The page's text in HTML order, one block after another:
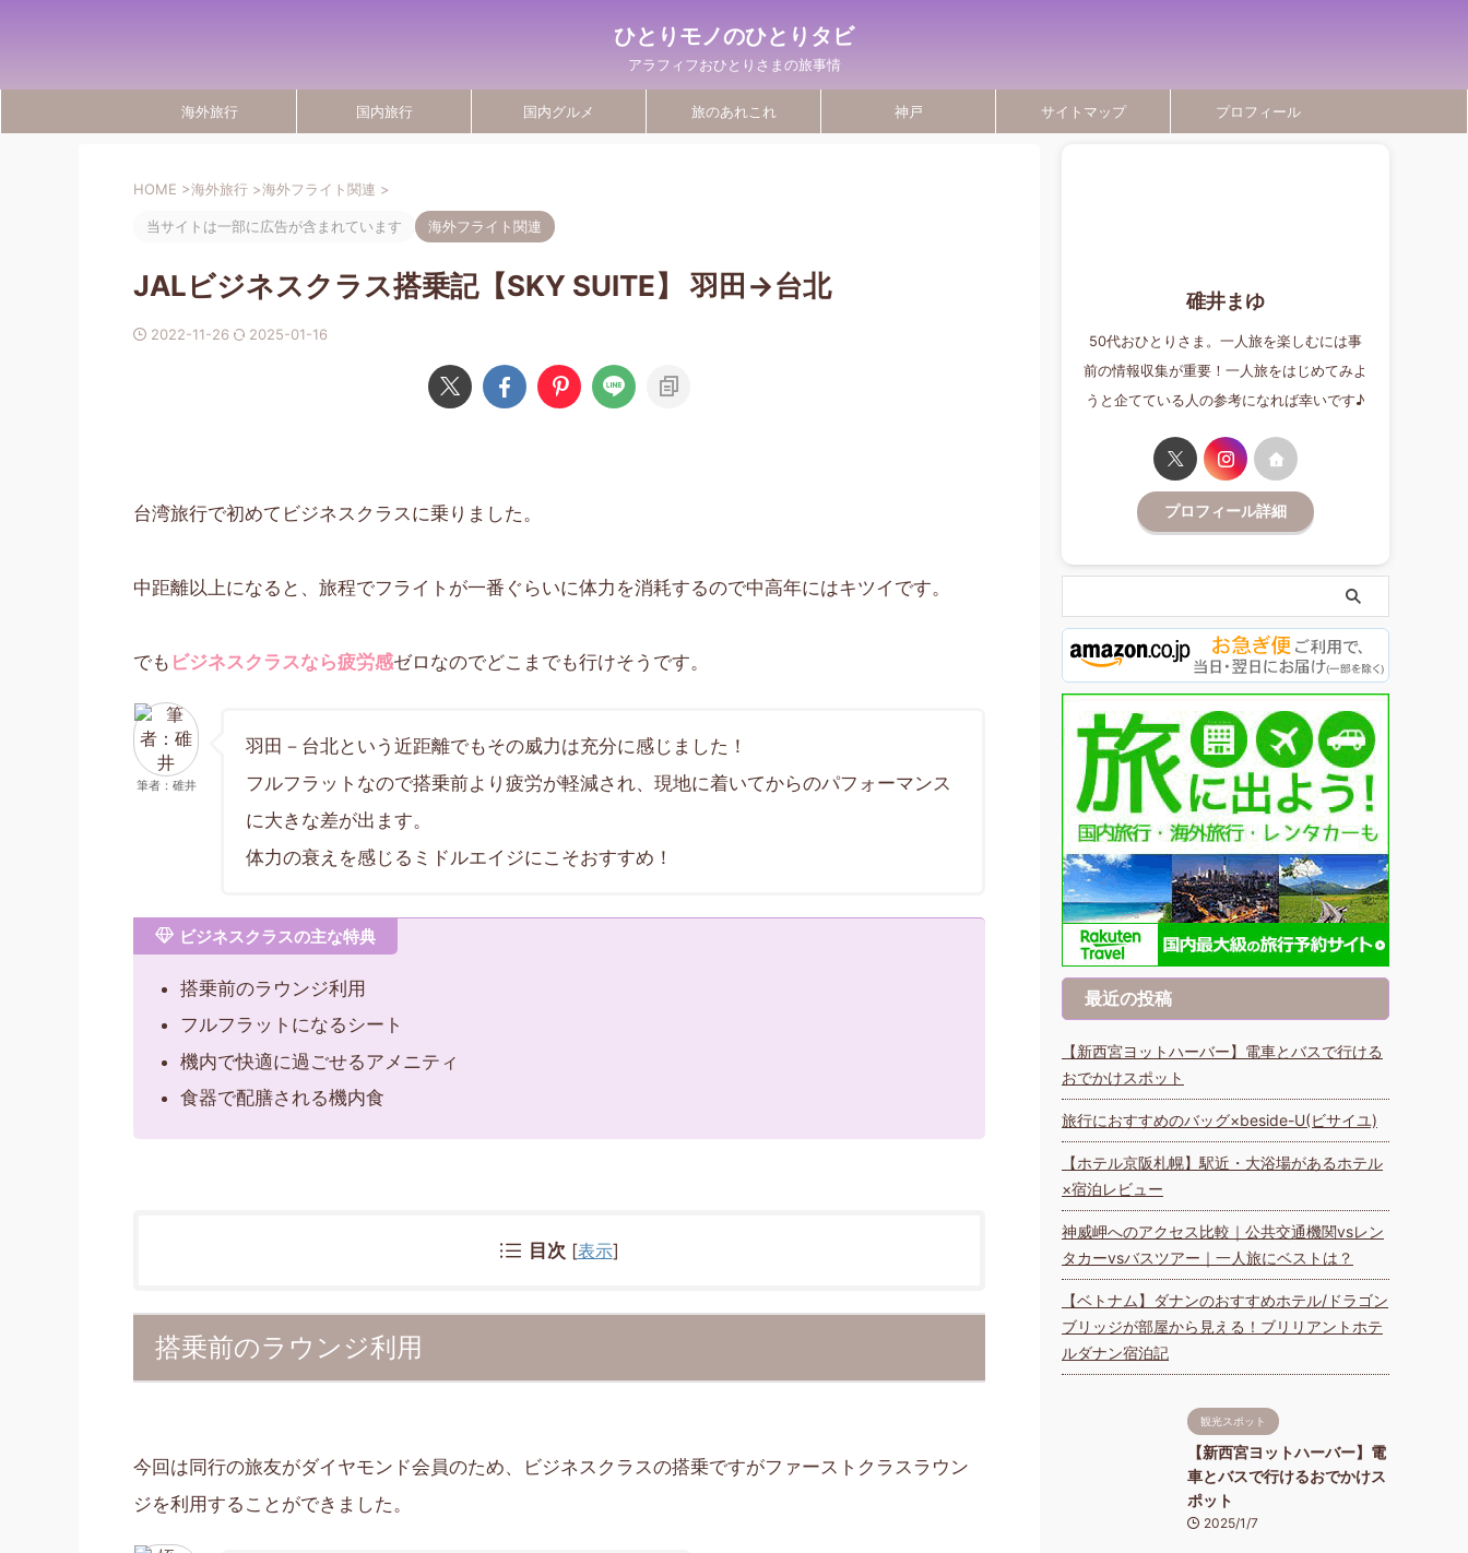
ひとりモノのひとりタビ
アラフィフおひとりさまの旅事情
海外旅行 国内旅行 国内グルメ 旅のあれこれ 神戸 サイトマップ プロフィール
HOME >海外旅行 >海外フライト関連 >
当サイトは一部に広告が含まれています 海外フライト関連
JALビジネスクラス搭乗記【SKY SUITE】 羽田→台北
2022-11-26 2025-01-16
台湾旅行で初めてビジネスクラスに乗りました。
中距離以上になると、旅程でフライトが一番ぐらいに体力を消耗するので中高年にはキツイです。
でも ビジネスクラスなら疲労感ゼロなのでどこまでも行けそうです。
筆者：碓井
羽田－台北という近距離でもその威力は充分に感じました！
フルフラットなので搭乗前より疲労が軽減され、現地に着いてからのパフォーマンス
に大きな差が出ます。
体力の衰えを感じるミドルエイジにこそおすすめ！
ビジネスクラスの主な特典
搭乗前のラウンジ利用
フルフラットになるシート
機内で快適に過ごせるアメニティ
食器で配膳される機内食
目次 [表示]
搭乗前のラウンジ利用
今回は同行の旅友がダイヤモンド会員のため、ビジネスクラスの搭乗ですがファーストクラスラウン
ジを利用することができました。
碓井まゆ
50代おひとりさま。一人旅を楽しむには事
前の情報収集が重要！一人旅をはじめてみよ
うと企てている人の参考になれば幸いです♪
プロフィール詳細
最近の投稿
【新西宮ヨットハーバー】電車とバスで行ける
おでかけスポット
旅行におすすめのバッグ×beside-U(ビサイユ)
【ホテル京阪札幌】駅近・大浴場があるホテル
×宿泊レビュー
神威岬へのアクセス比較｜公共交通機関vsレン
タカーvsバスツアー｜一人旅にベストは？
【ベトナム】ダナンのおすすめホテル/ドラゴン
ブリッジが部屋から見える！ブリリアントホテ
ルダナン宿泊記
観光スポット
【新西宮ヨットハーバー】電
車とバスで行けるおでかけス
ポット
2025/1/7